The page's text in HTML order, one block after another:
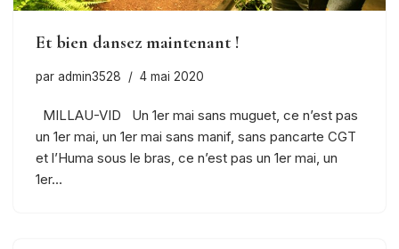
Et bien dansez maintenant !
par admin3528 4 mai 2020
MILLAU-VID Un 1er mai sans muguet, ce n’est pas
un 1er mai, un 1er mai sans manif, sans pancarte CGT
et l’Huma sous le bras, ce n’est pas un 1er mai, un
1er…